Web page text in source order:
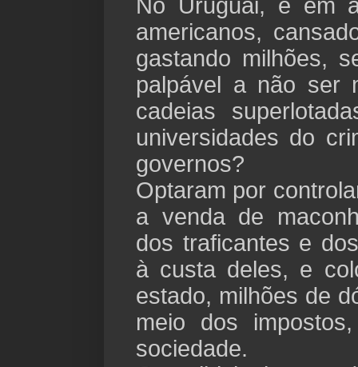
No Uruguai, e em
americanos,
gastando milhões,
palpável a não ser
cadeias
universidades do
governos?
Optaram por
a venda de
dos traficantes e
à custa deles, e
estado, milhões de
meio dos
sociedade.